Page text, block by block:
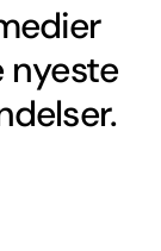
nyeste